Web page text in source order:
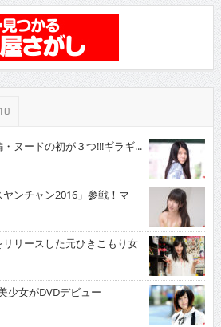
ヌードの初が３つ!!!ギラギ...
ンチャン2016」参戦！マ
リースした元ひきこもり女
女がDVDデビュー